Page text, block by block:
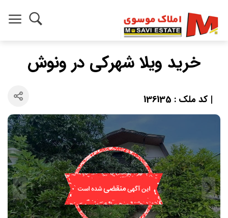
خرید ویلا شهرکی در ونوش
| کد ملک : 136135